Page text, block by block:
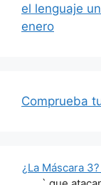
el lenguaje
enero
Comprueba
¿La Máscara